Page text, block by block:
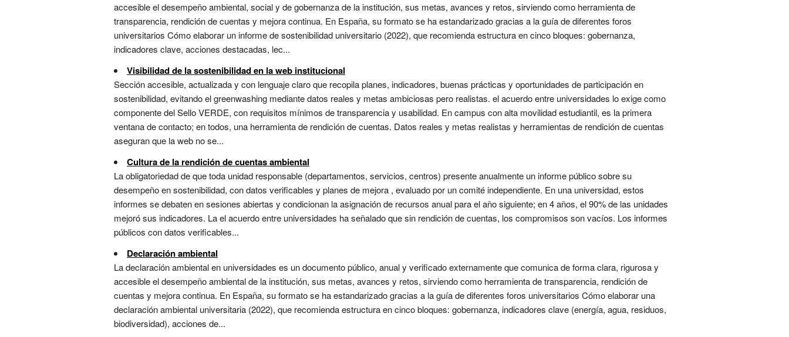
accesible el desempeño ambiental, social y de gobernanza de la institución, sus metas, avances y retos, sirviendo como herramienta de
transparencia, rendición de cuentas y mejora continua. En España, su formato se ha estandarizado gracias a la guía de diferentes foros
universitarios Cómo elaborar un informe de sostenibilidad universitario (2022), que recomienda estructura en cinco bloques: gobernanza,
indicadores clave, acciones destacadas, lec...
Visibilidad de la sostenibilidad en la web institucional
Sección accesible, actualizada y con lenguaje claro que recopila planes, indicadores, buenas prácticas y oportunidades de participación en
sostenibilidad, evitando el greenwashing mediante datos reales y metas ambiciosas pero realistas. el acuerdo entre universidades lo exige como
componente del Sello VERDE, con requisitos mínimos de transparencia y usabilidad. En campus con alta movilidad estudiantil, es la primera
ventana de contacto; en todos, una herramienta de rendición de cuentas. Datos reales y metas realistas y herramientas de rendición de cuentas
aseguran que la web no se...
Cultura de la rendición de cuentas ambiental
La obligatoriedad de que toda unidad responsable (departamentos, servicios, centros) presente anualmente un informe público sobre su
desempeño en sostenibilidad, con datos verificables y planes de mejora , evaluado por un comité independiente. En una universidad, estos
informes se debaten en sesiones abiertas y condicionan la asignación de recursos anual para el año siguiente; en 4 años, el 90% de las unidades
mejoró sus indicadores. La el acuerdo entre universidades ha señalado que sin rendición de cuentas, los compromisos son vacíos. Los informes
públicos con datos verificables...
Declaración ambiental
La declaración ambiental en universidades es un documento público, anual y verificado externamente que comunica de forma clara, rigurosa y
accesible el desempeño ambiental de la institución, sus metas, avances y retos, sirviendo como herramienta de transparencia, rendición de
cuentas y mejora continua. En España, su formato se ha estandarizado gracias a la guía de diferentes foros universitarios Cómo elaborar una
declaración ambiental universitaria (2022), que recomienda estructura en cinco bloques: gobernanza, indicadores clave (energía, agua, residuos,
biodiversidad), acciones de...